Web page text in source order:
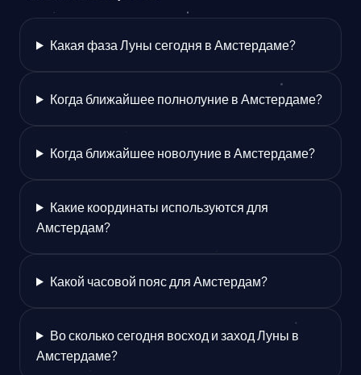
Какая фаза Луны сегодня в Амстердаме?
Когда ближайшее полнолуние в Амстердаме?
Когда ближайшее новолуние в Амстердаме?
Какие координаты используются для
Амстердам?
Какой часовой пояс для Амстердам?
Во сколько сегодня восход и заход Луны в
Амстердаме?